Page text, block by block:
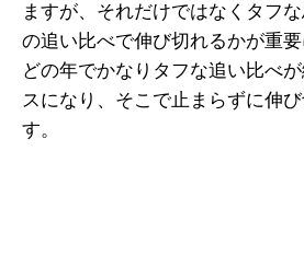
ますが、それだけではなくタフ
の追い比べで伸び切れるかが重
どの年でかなりタフな追い比べ
スになり、そこで止まらずに伸
す。